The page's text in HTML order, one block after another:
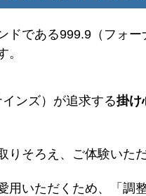
ドである999.9（フォ
。
ンズ）が追求する掛け
りそろえ、ご体験いただ
用いただくため、「調